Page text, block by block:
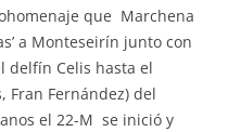
que Marchena
a Monteseirín junto con
delfín Celis hasta el
Fran Fernández) del
el 22-M se inició y